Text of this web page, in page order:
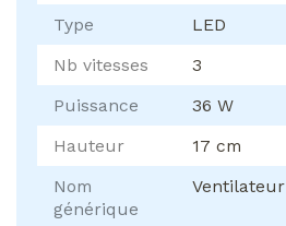
Type
LED
Nb vitesses
3
Puissance
36 W
Hauteur
17 cm
Nom
générique
Ventilateur